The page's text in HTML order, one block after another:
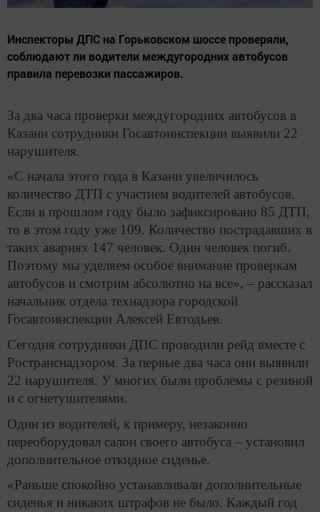
Инспекторы ДПС на Горьковском шоссе проверяли,
соблюдают ли водители междугородних автобусов
правила перевозки пассажиров.
За два часа проверки междугородних автобусов в
Казани сотрудники Госавтоинспекции выявили 22
нарушителя.
«С начала этого года в Казани увеличилось
количество ДТП с участием водителей автобусов.
Если в прошлом году было зафиксировано 85 ДТП,
то в этом году уже 109. Количество пострадавших в
таких авариях 147 человек. Один человек погиб.
Поэтому мы уделяем особое внимание проверкам
автобусов и смотрим абсолютно на все», – рассказал
начальник отдела технадзора городской
Госавтоинспекции Алексей Евтодьев.
Сегодня сотрудники ДПС проводили рейд вместе с
Ространснадзором. За первые два часа они выявили
22 нарушителя. У многих были проблемы с резиной
и с огнетушителями.
Один из водителей, к примеру, незаконно
переоборудовал салон своего автобуса – установил
дополнительное откидное сиденье.
«Раньше спокойно устанавливали дополнительные
сиденья и никаких штрафов не было. Каждый год